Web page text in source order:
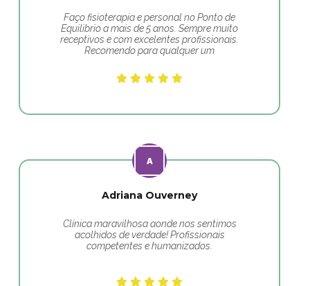
Faço fisioterapia e personal no Ponto de
Equilibrio a mais de 5 anos. Sempre muito
receptivos e com excelentes profissionais.
Recomendo para qualquer um
Adriana Ouverney
Clínica maravilhosa aonde nos sentimos
acolhidos de verdade! Profissionais
competentes e humanizados.